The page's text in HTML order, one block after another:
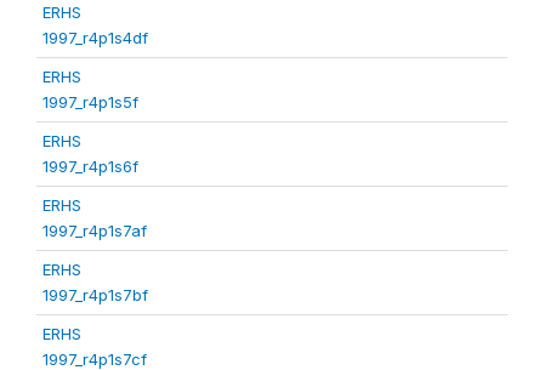
ERHS
1997_r4p1s4df
ERHS
1997_r4p1s5f
ERHS
1997_r4p1s6f
ERHS
1997_r4p1s7af
ERHS
1997_r4p1s7bf
ERHS
1997_r4p1s7cf